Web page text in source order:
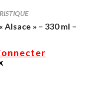
» – 330 ml –